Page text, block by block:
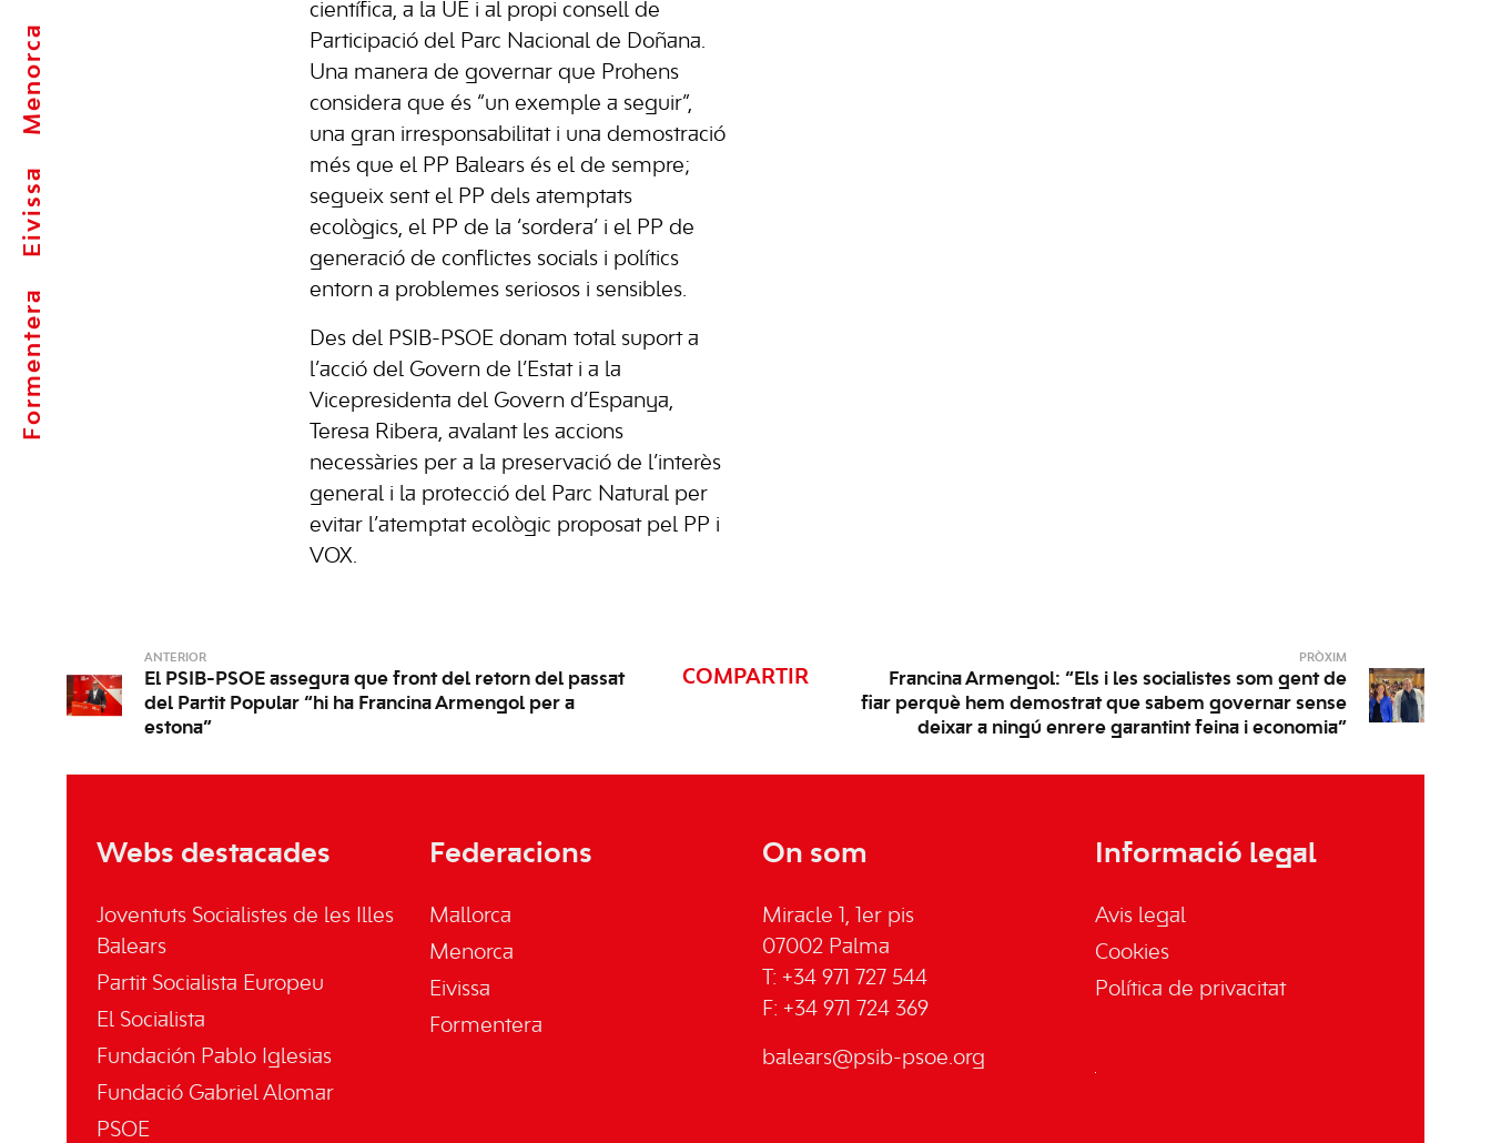
Formentera
Eivissa
Menorca
científica, a la UE i al propi consell de
Participació del Parc Nacional de Doñana.
Una manera de governar que Prohens
considera que és “un exemple a seguir”,
una gran irresponsabilitat i una demostració
més que el PP Balears és el de sempre;
segueix sent el PP dels atemptats
ecològics, el PP de la ‘sordera’ i el PP de
generació de conflictes socials i polítics
entorn a problemes seriosos i sensibles.
Des del PSIB-PSOE donam total suport a
l’acció del Govern de l’Estat i a la
Vicepresidenta del Govern d’Espanya,
Teresa Ribera, avalant les accions
necessàries per a la preservació de l’interès
general i la protecció del Parc Natural per
evitar l’atemptat ecològic proposat pel PP i
VOX.
ANTERIOR
El PSIB-PSOE assegura que front del retorn del passat
del Partit Popular “hi ha Francina Armengol per a
estona”
COMPARTIR
PRÒXIM
Francina Armengol: “Els i les socialistes som gent de
fiar perquè hem demostrat que sabem governar sense
deixar a ningú enrere garantint feina i economia”
Webs destacades
Joventuts Socialistes de les Illes
Balears
Partit Socialista Europeu
El Socialista
Fundación Pablo Iglesias
Fundació Gabriel Alomar
PSOE
Federacions
Mallorca
Menorca
Eivissa
Formentera
On som
Miracle 1, 1er pis
07002 Palma
T: +34 971 727 544
F: +34 971 724 369
balears@psib-psoe.org
Informació legal
Avis legal
Cookies
Política de privacitat